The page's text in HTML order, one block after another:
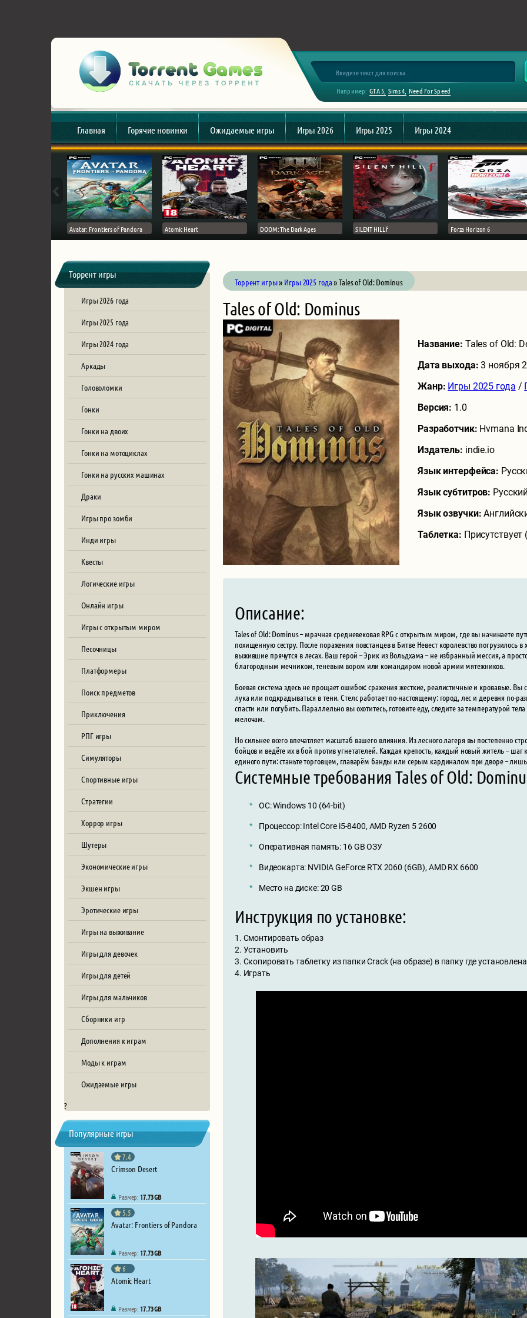
Например: GTA 5 Sims 4 Need For Speed
Главная Горячие новинки Ожидаемые игры Игры 2026 Игры 2025 Игры 2024
Avatar: Frontiers of Pandora Atomic Heart DOOM: The Dark Ages SILENT HILL f Forza Horizon 6
Торрент игры
Игры 2026 года
Игры 2025 года
Игры 2024 года
Аркады
Головоломки
Гонки
Гонки на двоих
Гонки на мотоциклах
Гонки на русских машинах
Драки
Игры про зомби
Инди игры
Квесты
Логические игры
Онлайн игры
Игры с открытым миром
Песочницы
Платформеры
Поиск предметов
Приключения
РПГ игры
Симуляторы
Спортивные игры
Стратегии
Хоррор игры
Шутеры
Экономические игры
Экшен игры
Эротические игры
Игры на выживание
Игры для девочек
Игры для детей
Игры для мальчиков
Сборники игр
Дополнения к играм
Моды к играм
Ожидаемые игры
?
Популярные игры
7.4
Crimson Desert
Размер: 17.73 GB
5.5
Avatar: Frontiers of Pandora
Размер: 17.73 GB
6
Atomic Heart
Размер: 17.73 GB
Торрент игры» Игры 2025 года» Tales of Old: Dominus
Tales of Old: Dominus
Название: Tales of Old:
Дата выхода:3 ноября
Жанр: Игры 2025 года /
Версия: 1.0
Разработчик: Hvmana
Издатель: indie.io
Язык интерфейса:
Язык субтитров:
Язык озвучки:
Таблетка: Присутствует
Описание:
Tales of Old: Dominus – мрачная средневековая RPG с открытым миром, где вы начинаете
похищенную сестру. После поражения повстанцев в Битве Невест королевство погрузилось
выжившие прячутся в лесах. Ваш герой – Эрик из Вольдхама – не избранный мессия, а
благородным мечником, теневым вором или командиром новой армии мятежников.
Боевая система здесь не прощает ошибок: сражения жесткие, реалистичные и кровавые.
лука или подкрадываться в тени. Стелс работает по-настоящему: город, лес и деревня по-
спасти или погубить. Параллельно вы охотитесь, готовите еду, следите за температурой
мелочам.
Но сильнее всего впечатляет масштаб вашего влияния. Из лесного лагеря вы постепенно
бойцов и ведёте их в бой против угнетателей. Каждая крепость, каждый новый житель –
единого пути: станьте торговцем, главарём банды или серым кардиналом при дворе –
Системные требования Tales of Old:
ОС: Windows 10 (64-bit)
Процессор: Intel Core i5-8400, AMD Ryzen 5 2600
Оперативная память: 16 GB ОЗУ
Видеокарта: NVIDIA GeForce RTX 2060 (6GB), AMD RX 6600
Место на диске: 20 GB
Инструкция по установке:
1. Смонтировать образ
2. Установить
3. Скопировать таблетку из папки Crack (на образе) в папку где
4. Играть